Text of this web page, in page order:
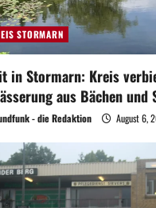
STORMARN
in Stormarn: Kreis
aus Bächen und
- die Redaktion August 6,